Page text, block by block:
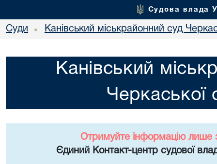
Судова влада
Суди • Канівський міськрайонний суд
Канівський
Черкаської
Отримуйте інформацію лише
Єдиний Контакт-центр судової